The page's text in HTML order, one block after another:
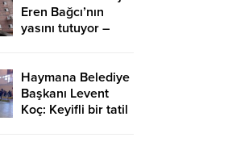
Eren Bağcı’nın
yasını tutuyor –
Haymana Belediye
Başkanı Levent
Koç: Keyifli bir tatil